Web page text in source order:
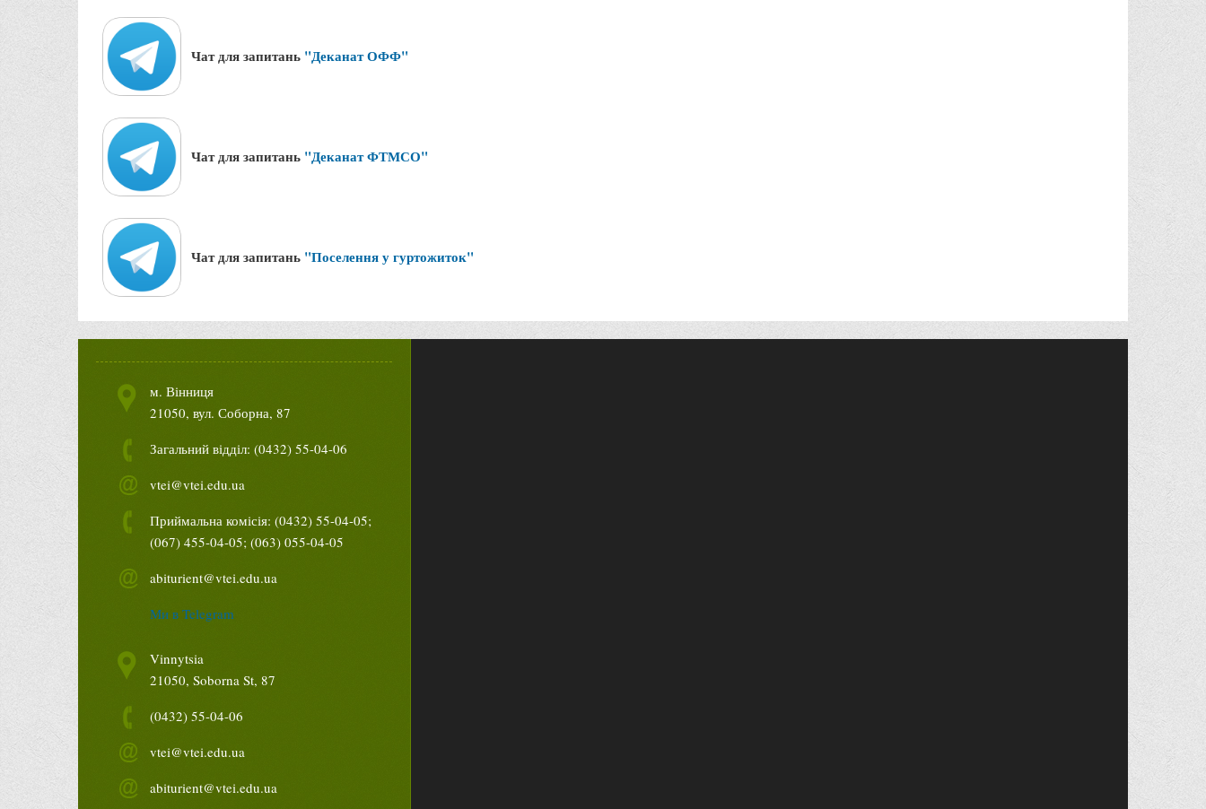
Чат для запитань "Деканат ОФФ"
Чат для запитань "Деканат ФТМСО"
Чат для запитань "Поселення у гуртожиток"
м. Вінниця
21050, вул. Соборна, 87
Загальний відділ: (0432) 55-04-06
vtei@vtei.edu.ua
Приймальна комісія: (0432) 55-04-05;
(067) 455-04-05; (063) 055-04-05
abiturient@vtei.edu.ua
Ми в Telegram
Vinnytsia
21050, Soborna St, 87
(0432) 55-04-06
vtei@vtei.edu.ua
abiturient@vtei.edu.ua